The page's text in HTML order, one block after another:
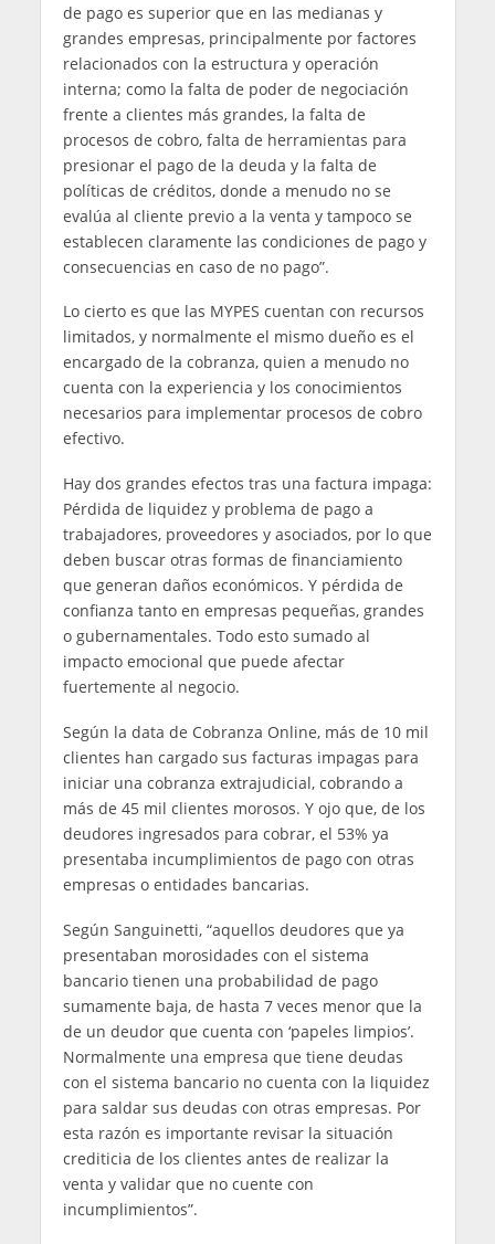
de pago es superior que en las medianas y
grandes empresas, principalmente por factores
relacionados con la estructura y operación
interna; como la falta de poder de negociación
frente a clientes más grandes, la falta de
procesos de cobro, falta de herramientas para
presionar el pago de la deuda y la falta de
políticas de créditos, donde a menudo no se
evalúa al cliente previo a la venta y tampoco se
establecen claramente las condiciones de pago y
consecuencias en caso de no pago”.
Lo cierto es que las MYPES cuentan con recursos
limitados, y normalmente el mismo dueño es el
encargado de la cobranza, quien a menudo no
cuenta con la experiencia y los conocimientos
necesarios para implementar procesos de cobro
efectivo.
Hay dos grandes efectos tras una factura impaga:
Pérdida de liquidez y problema de pago a
trabajadores, proveedores y asociados, por lo que
deben buscar otras formas de financiamiento
que generan daños económicos. Y pérdida de
confianza tanto en empresas pequeñas, grandes
o gubernamentales. Todo esto sumado al
impacto emocional que puede afectar
fuertemente al negocio.
Según la data de Cobranza Online, más de 10 mil
clientes han cargado sus facturas impagas para
iniciar una cobranza extrajudicial, cobrando a
más de 45 mil clientes morosos. Y ojo que, de los
deudores ingresados para cobrar, el 53% ya
presentaba incumplimientos de pago con otras
empresas o entidades bancarias.
Según Sanguinetti, “aquellos deudores que ya
presentaban morosidades con el sistema
bancario tienen una probabilidad de pago
sumamente baja, de hasta 7 veces menor que la
de un deudor que cuenta con ‘papeles limpios’.
Normalmente una empresa que tiene deudas
con el sistema bancario no cuenta con la liquidez
para saldar sus deudas con otras empresas. Por
esta razón es importante revisar la situación
crediticia de los clientes antes de realizar la
venta y validar que no cuente con
incumplimientos”.